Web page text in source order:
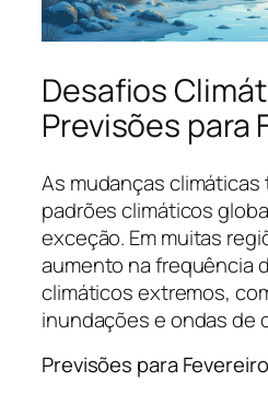
Desafios
Previsões para
As mudanças
padrões climáticos
exceção. Em muitas
aumento na frequência
climáticos extremos,
inundações e ondas de
Previsões para Fevereiro